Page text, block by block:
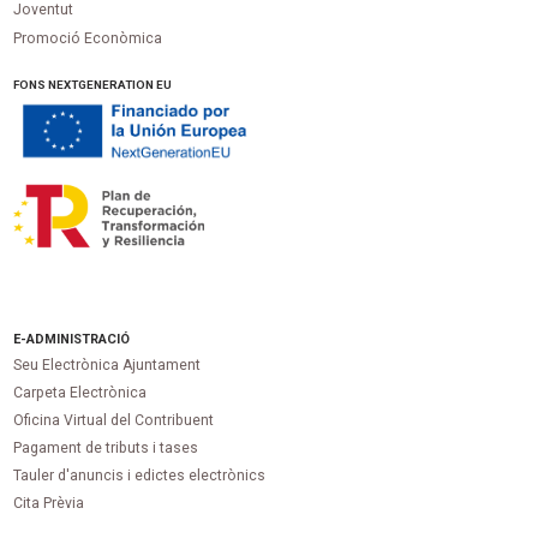
Joventut
Promoció Econòmica
FONS NEXTGENERATION EU
E-ADMINISTRACIÓ
Seu Electrònica Ajuntament
Carpeta Electrònica
Oficina Virtual del Contribuent
Pagament de tributs i tases
Tauler d'anuncis i edictes electrònics
Cita Prèvia